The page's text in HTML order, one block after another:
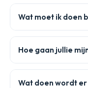
Wat moet ik doen
Hoe gaan jullie
Wat doen wordt